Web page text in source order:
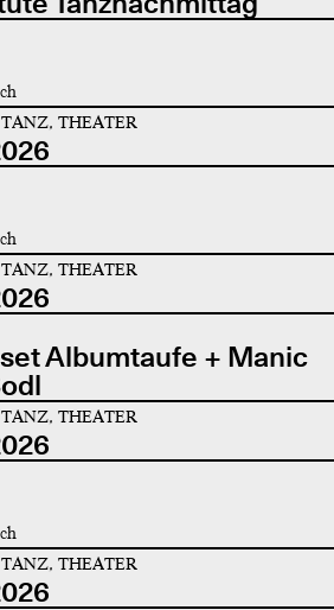
THEATER
THEATER
Albumtaufe + Manic
THEATER
THEATER